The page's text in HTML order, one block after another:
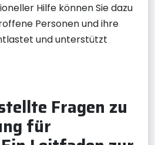
Hilfe können Sie dazu
Personen und ihre
und unterstützt
Fragen zu
für